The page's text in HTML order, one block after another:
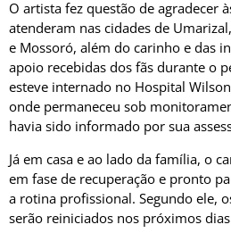
O artista fez questão de agradecer
atenderam nas cidades de
e Mossoró, além do carinho e das
apoio recebidas dos fãs durante o
esteve internado no Hospital
onde permaneceu sob
havia sido informado por sua
Já em casa e ao lado da família, o
em fase de recuperação e pronto
a rotina profissional. Segundo ele,
serão reiniciados nos próximos